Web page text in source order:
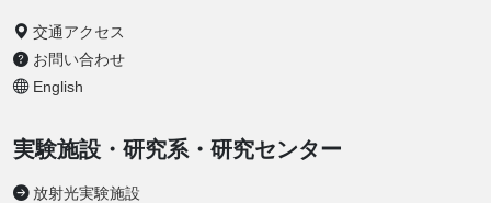
交通アクセス
お問い合わせ
English
実験施設・研究系・研究センター
放射光実験施設